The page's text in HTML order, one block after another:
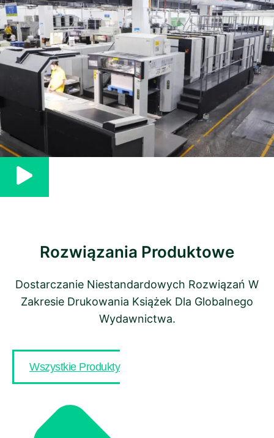
Rozwiązania Produktowe
Dostarczanie Niestandardowych Rozwiązań W
Zakresie Drukowania Książek Dla Globalnego
Wydawnictwa.
Wszystkie Produkty